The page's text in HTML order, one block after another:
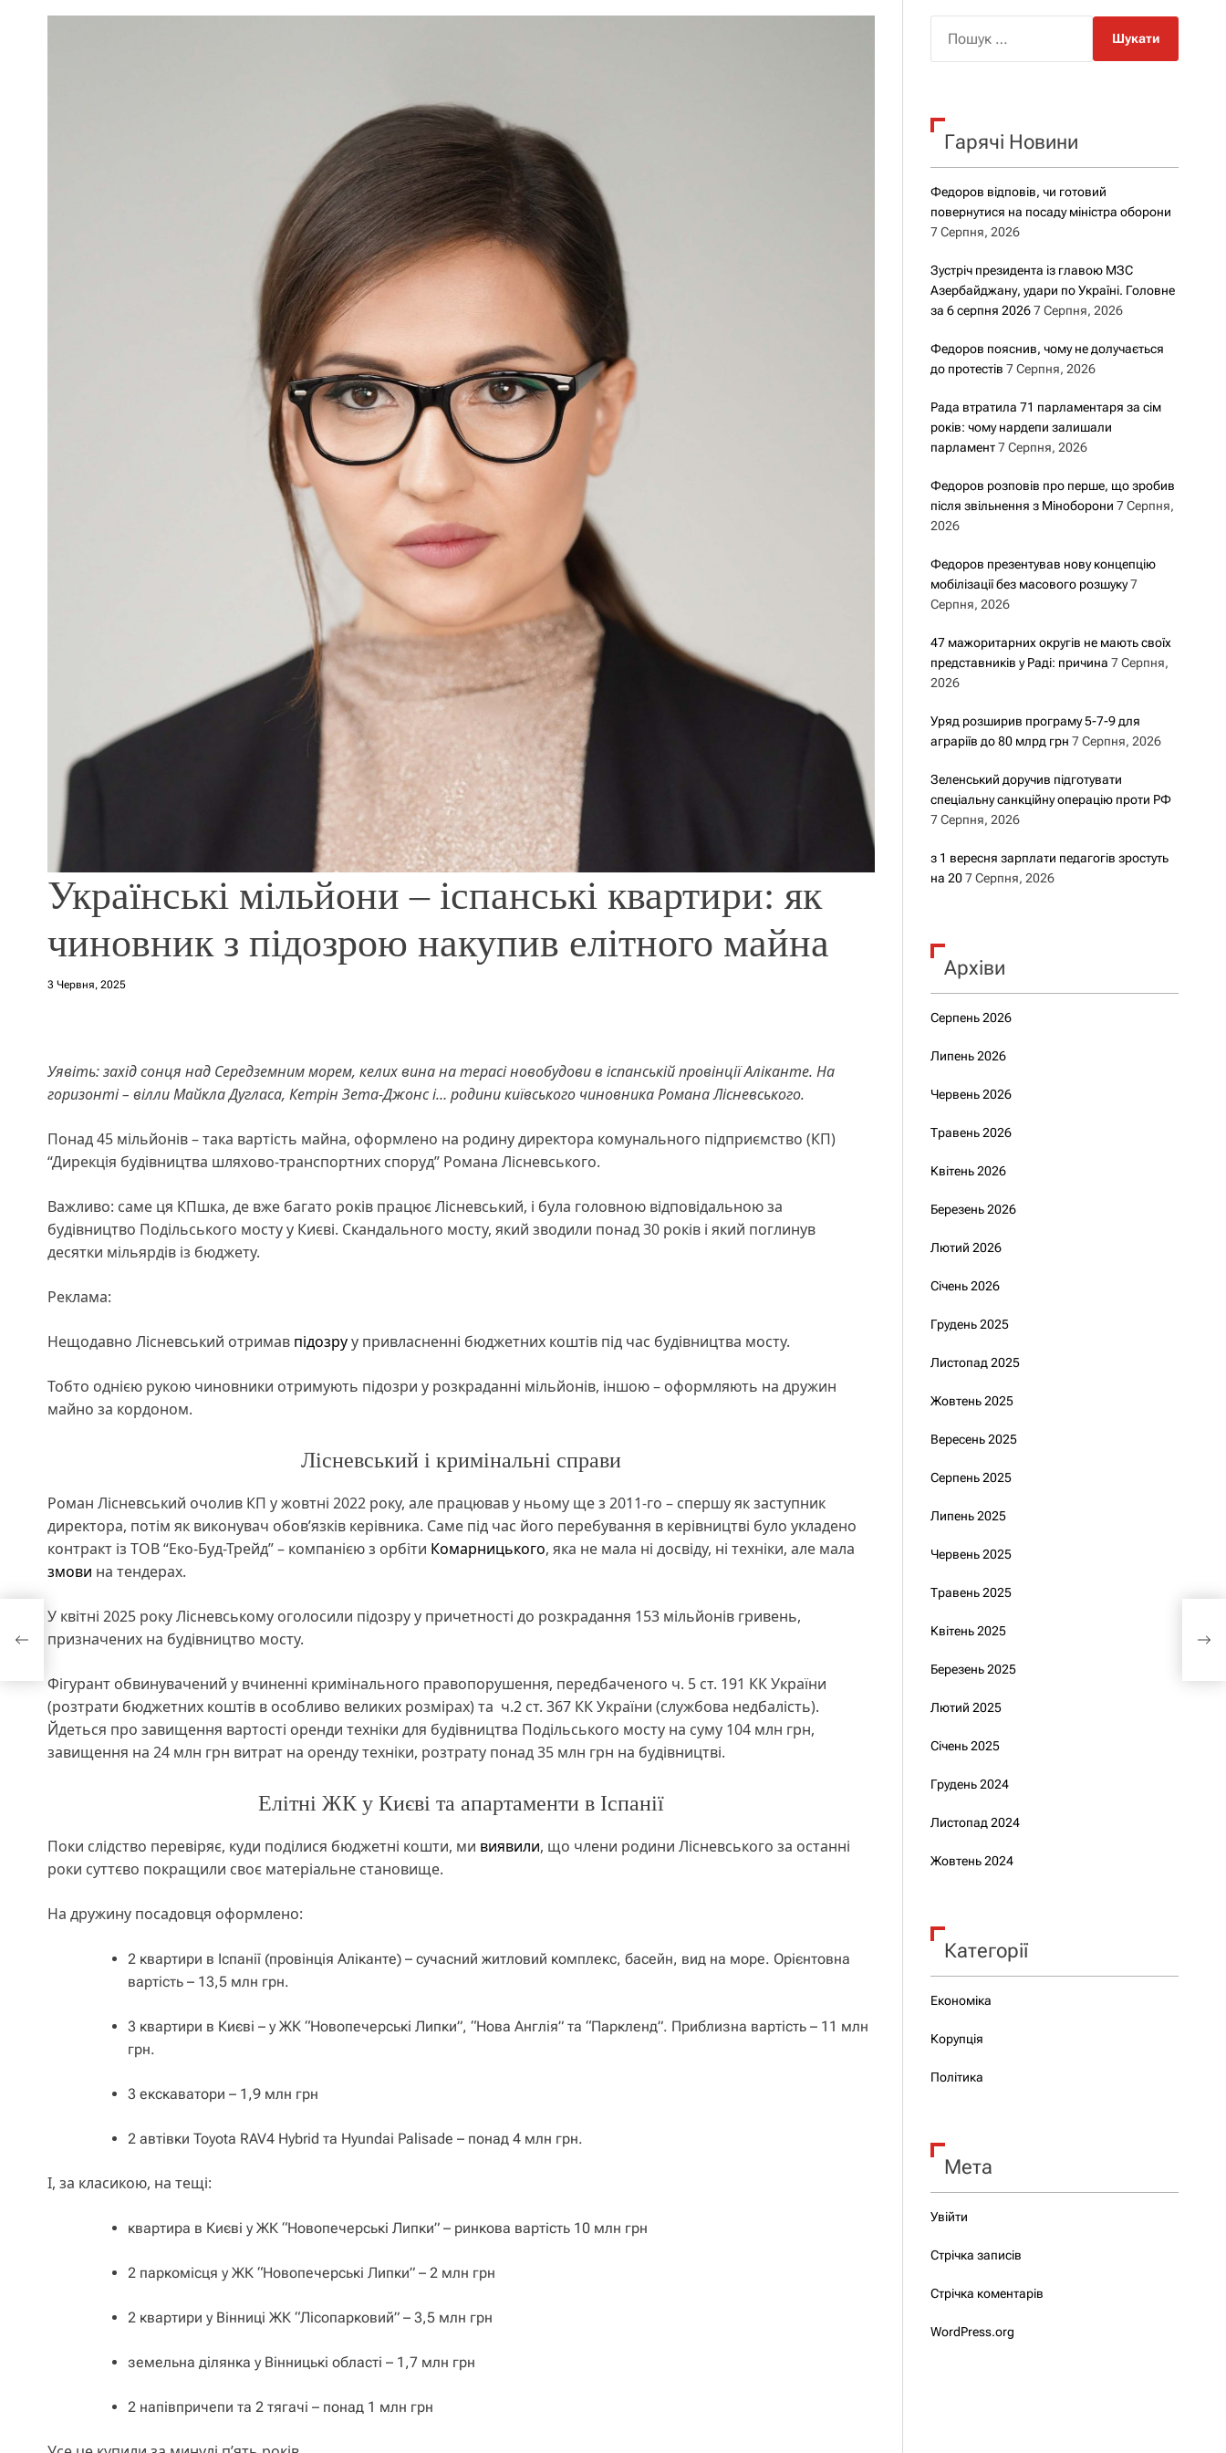
р
о
Українські мільйони – іспанські квартири: як
чиновник з підозрою накупив елітного майна
3 Червня, 2025
Уявіть: захід сонця над Середземним морем, келих вина на терасі новобудови в іспанській провінції Аліканте. На
горизонті – вілли Майкла Дугласа, Кетрін Зета-Джонс і… родини київського чиновника Романа Лісневського.
Понад 45 мільйонів – така вартість майна, оформлено на родину директора комунального підприємство (КП)
“Дирекція будівництва шляхово-транспортних споруд” Романа Лісневського.
Важливо: саме ця КПшка, де вже багато років працює Лісневський, і була головною відповідальною за
будівництво Подільського мосту у Києві. Скандального мосту, який зводили понад 30 років і який поглинув
десятки мільярдів із бюджету.
Реклама:
Нещодавно Лісневський отримав підозруу привласненні бюджетних коштів під час будівництва мосту.
Тобто однією рукою чиновники отримують підозри у розкраданні мільйонів, іншою – оформляють на дружин
майно за кордоном.
Лісневський і кримінальні справи
Роман Лісневський очолив КП у жовтні 2022 року, але працював у ньому ще з 2011-го – спершу як заступник
директора, потім як виконувач обов’язків керівника. Саме під час його перебування в керівництві було укладено
контракт із ТОВ “Еко-Буд-Трейд” – компанією з орбіти Комарницького, яка не мала ні досвіду, ні техніки, але мала
змови на тендерах.
У квітні 2025 року Лісневському оголосили підозру у причетності до розкрадання 153 мільйонів гривень,
призначених на будівництво мосту.
Фігурант обвинувачений у вчиненні кримінального правопорушення, передбаченого ч. 5 ст. 191 КК України
(розтрати бюджетних коштів в особливо великих розмірах) та ч.2 ст. 367 КК України (службова недбалість).
Йдеться про завищення вартості оренди техніки для ​​будівництва Подільського мосту на суму 104 млн грн,
завищення на 24 млн грн витрат на оренду техніки, розтрату понад 35 млн грн на будівництві.
Елітні ЖК у Києві та апартаменти в Іспанії
Поки слідство перевіряє, куди поділися бюджетні кошти, ми виявили, що члени родини Лісневського за останні
роки суттєво покращили своє матеріальне становище.
На дружину посадовця оформлено:
2 квартири в Іспанії (провінція Аліканте) – сучасний житловий комплекс, басейн, вид на море. Орієнтовна
вартість – 13,5 млн грн.
3 квартири в Києві – у ЖК “Новопечерські Липки”, “Нова Англія” та “Паркленд”. Приблизна вартість – 11 млн
грн.
3 екскаватори – 1,9 млн грн
2 автівки Toyota RAV4 Hybrid та Hyundai Palisade – понад 4 млн грн.
І, за класикою, на тещі:
квартира в Києві у ЖК “Новопечерські Липки” – ринкова вартість 10 млн грн
2 паркомісця у ЖК “Новопечерські Липки” – 2 млн грн
2 квартири у Вінниці ЖК “Лісопарковий” – 3,5 млн грн
земельна ділянка у Вінницькі області – 1,7 млн грн
2 напівпричепи та 2 тягачі – понад 1 млн грн
к
Гарячі Новини
Федоров відповів, чи готовий
повернутися на посаду міністра оборони
7 Серпня, 2026
Зустріч президента із главою МЗС
Азербайджану, удари по Україні. Головне
за 6 серпня 2026 7 Серпня, 2026
Федоров пояснив, чому не долучається
до протестів 7 Серпня, 2026
Рада втратила 71 парламентаря за сім
років: чому нардепи залишали
парламент 7 Серпня, 2026
Федоров розповів про перше, що зробив
після звільнення з Міноборони 7 Серпня,
2026
Федоров презентував нову концепцію
мобілізації без масового розшуку 7
Серпня, 2026
47 мажоритарних округів не мають своїх
представників у Раді: причина 7 Серпня,
2026
Уряд розширив програму 5-7-9 для
аграріїв до 80 млрд грн 7 Серпня, 2026
Зеленський доручив підготувати
спеціальну санкційну операцію проти РФ
7 Серпня, 2026
з 1 вересня зарплати педагогів зростуть
на 20 7 Серпня, 2026
Архіви
Серпень 2026
Липень 2026
Червень 2026
Травень 2026
Квітень 2026
Березень 2026
Лютий 2026
Січень 2026
Грудень 2025
Листопад 2025
Жовтень 2025
Вересень 2025
Серпень 2025
Липень 2025
Червень 2025
Травень 2025
Квітень 2025
Березень 2025
Лютий 2025
Січень 2025
Грудень 2024
Листопад 2024
Жовтень 2024
Категорії
Економіка
Корупція
Політика
Мета
Увійти
Стрічка записів
Стрічка коментарів
WordPress.org